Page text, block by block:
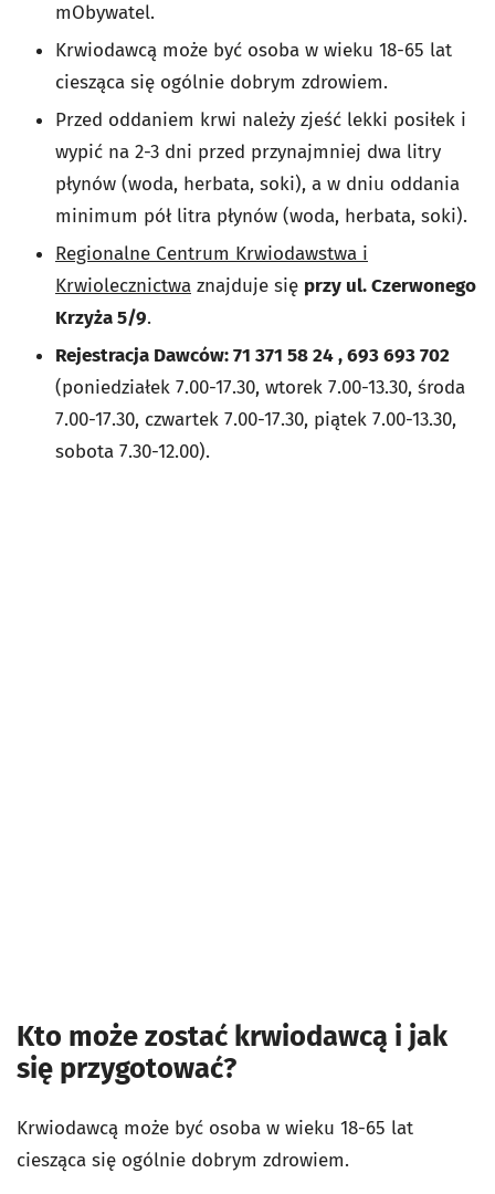
mObywatel.
Krwiodawcą może być osoba w wieku 18-65 lat
ciesząca się ogólnie dobrym zdrowiem.
Przed oddaniem krwi należy zjeść lekki posiłek i
wypić na 2-3 dni przed przynajmniej dwa litry
płynów (woda, herbata, soki), a w dniu oddania
minimum pół litra płynów (woda, herbata, soki).
Regionalne Centrum Krwiodawstwa i
Krwiolecznictwa znajduje się przy ul. Czerwonego
Krzyża 5/9.
Rejestracja Dawców: 71 371 58 24 , 693 693 702
(poniedziałek 7.00-17.30, wtorek 7.00-13.30, środa
7.00-17.30, czwartek 7.00-17.30, piątek 7.00-13.30,
sobota 7.30-12.00).
Kto może zostać krwiodawcą i jak
się przygotować?
Krwiodawcą może być osoba w wieku 18-65 lat
ciesząca się ogólnie dobrym zdrowiem.